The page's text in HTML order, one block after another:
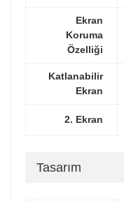
Ekran
Koruma
Özelliği
Katlanabilir
Ekran
2. Ekran
Tasarım